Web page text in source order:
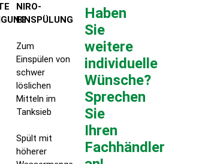
NIRO-
EINSPÜLUNG
Zum
Einspülen von
schwer
löslichen
Mitteln im
Tanksieb
Spült mit
höherer
Haben
Sie
weitere
individuelle
Wünsche?
Sprechen
Sie
Ihren
Fachhändler